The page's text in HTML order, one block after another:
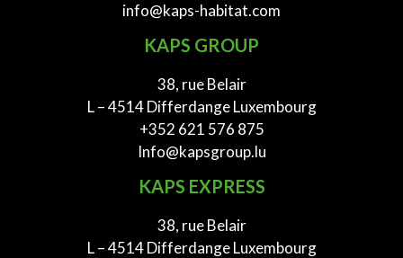
info@kaps-habitat.com
KAPS GROUP
38, rue Belair
L – 4514 Differdange Luxembourg
+352 621 576 875
Info@kapsgroup.lu
KAPS EXPRESS
38, rue Belair
L – 4514 Differdange Luxembourg